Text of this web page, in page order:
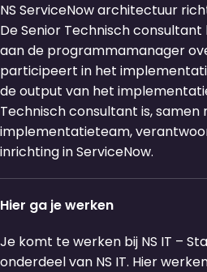
NS ServiceNow architectuur
De Senior Technisch
aan de programmamanager
participeert in het
de output van het
Technisch consultant is, samen
implementatieteam,
inrichting in ServiceNow.
Hier ga je werken
Je komt te werken bij NS IT –
onderdeel van NS IT. Hier